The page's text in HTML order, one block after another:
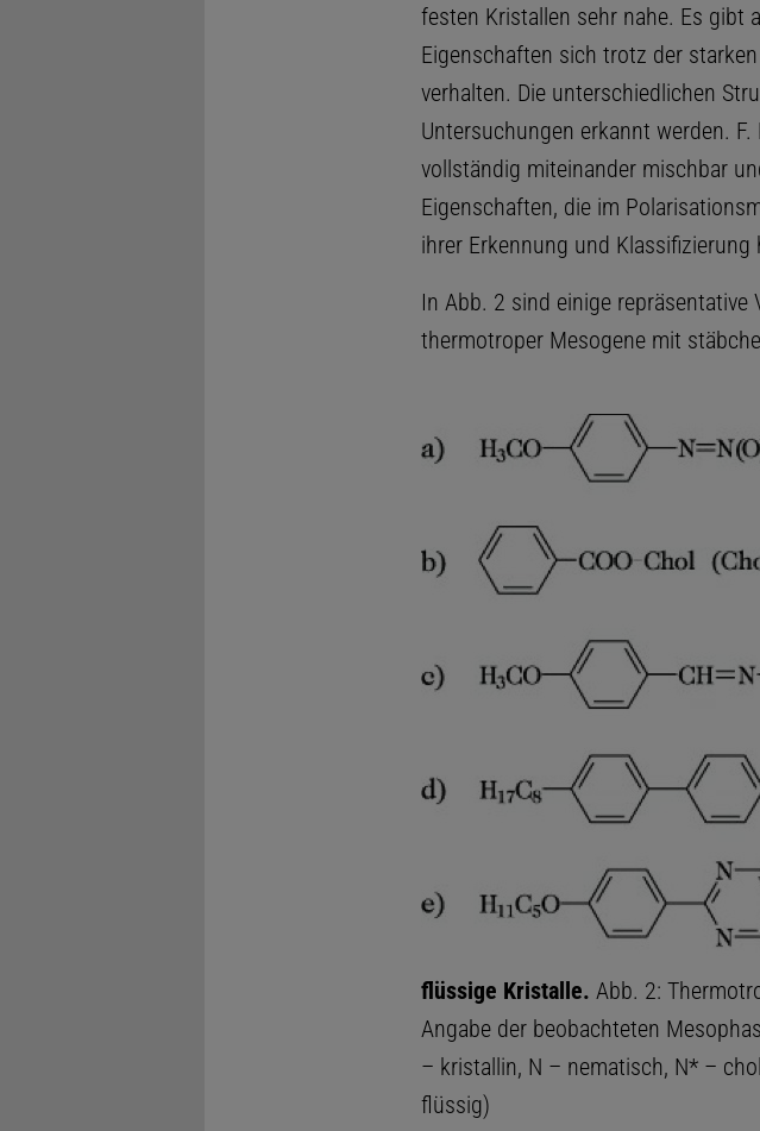
festen Kristallen sehr nahe. Es gibt
Eigenschaften sich trotz der
verhalten. Die unterschiedlichen
Untersuchungen erkannt werden.
vollständig miteinander mischbar
Eigenschaften, die im
ihrer Erkennung und
In Abb. 2 sind einige
thermotroper Mesogene mit
flüssige Kristalle. Abb. 2:
Angabe der beobachteten
– kristallin, N – nematisch, N* –
flüssig)